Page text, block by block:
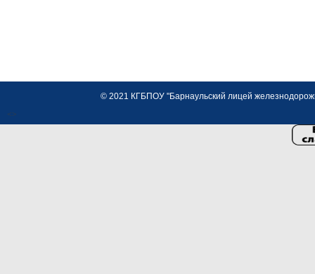
© 2021 КГБПОУ "Барнаульский лицей
<>